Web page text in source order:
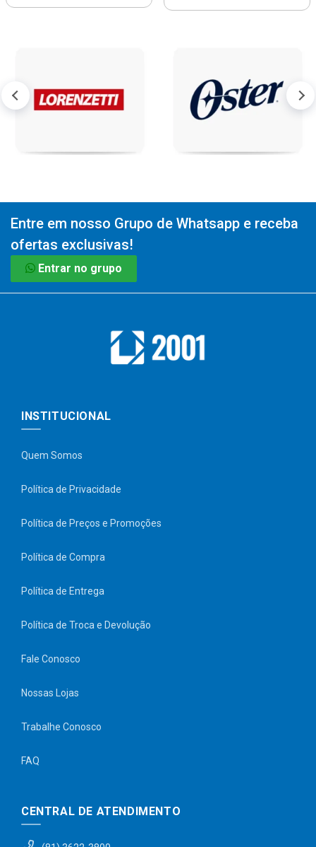
Entre em nosso Grupo de Whatsapp e receba
ofertas exclusivas!
Entrar no grupo
INSTITUCIONAL
Quem Somos
Política de Privacidade
Política de Preços e Promoções
Política de Compra
Política de Entrega
Política de Troca e Devolução
Fale Conosco
Nossas Lojas
Trabalhe Conosco
FAQ
CENTRAL DE ATENDIMENTO